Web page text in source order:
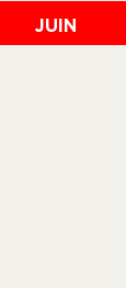
JUIN